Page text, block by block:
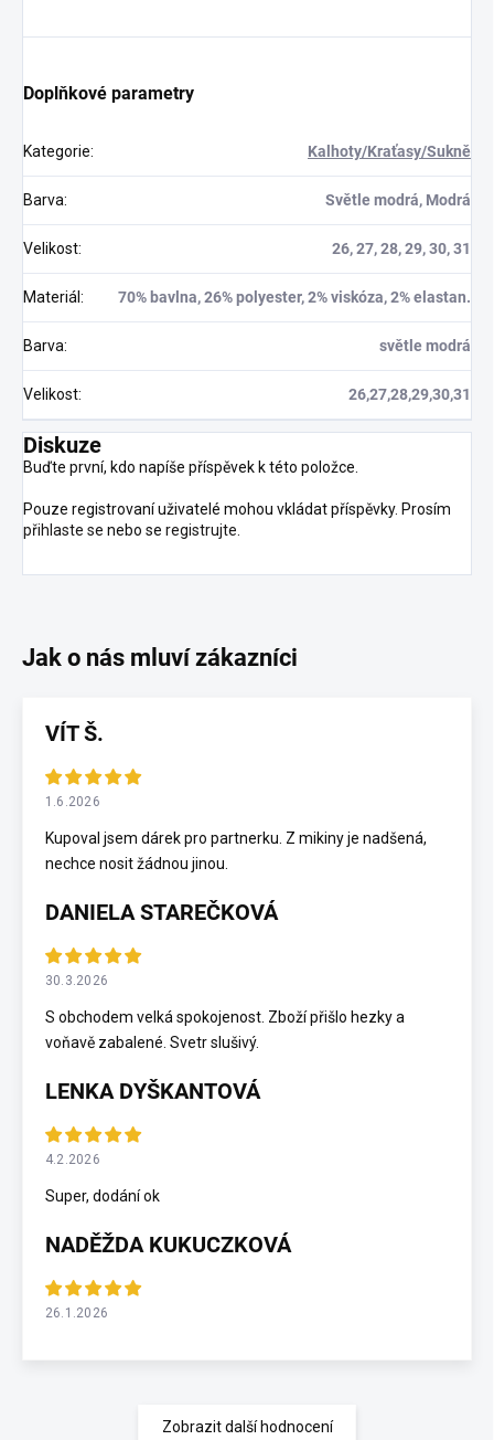
Doplňkové parametry
Kategorie: Kalhoty/Kraťasy/Sukně
Barva: Světle modrá, Modrá
Velikost: 26, 27, 28, 29, 30, 31
Materiál : 70% bavlna, 26% polyester, 2% viskóza, 2% elastan.
Barva: světle modrá
Velikost: 26,27,28,29,30,31
Diskuze
Buďte první, kdo napíše příspěvek k této položce.
Pouze registrovaní uživatelé mohou vkládat příspěvky. Prosím
přihlaste se nebo se registrujte
VÍT Š.
1.6.2026
Kupoval jsem dárek pro partnerku. Z mikiny je nadšená,
nechce nosit žádnou jinou.
DANIELA STAREČKOVÁ
30.3.2026
S obchodem velká spokojenost. Zboží přišlo hezky a
voňavě zabalené. Svetr slušivý.
LENKA DYŠKANTOVÁ
4.2.2026
Super, dodání ok
NADĚŽDA KUKUCZKOVÁ
26.1.2026
Zobrazit další hodnocení